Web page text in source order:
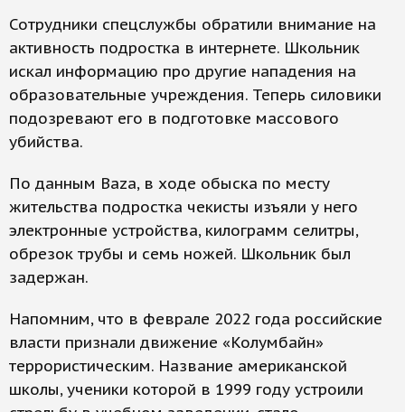
Сотрудники спецслужбы обратили внимание на
активность подростка в интернете. Школьник
искал информацию про другие нападения на
образовательные учреждения. Теперь силовики
подозревают его в подготовке массового
убийства.
По данным Baza, в ходе обыска по месту
жительства подростка чекисты изъяли у него
электронные устройства, килограмм селитры,
обрезок трубы и семь ножей. Школьник был
задержан.
Напомним, что в феврале 2022 года российские
власти признали движение «Колумбайн»
террористическим. Название американской
школы, ученики которой в 1999 году устроили